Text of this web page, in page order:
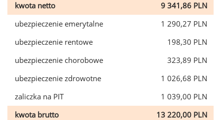
kwota netto
9 341,86 PLN
ubezpieczenie emerytalne
1 290,27 PLN
ubezpieczenie rentowe
198,30 PLN
ubezpieczenie chorobowe
323,89 PLN
ubezpieczenie zdrowotne
1 026,68 PLN
zaliczka na PIT
1 039,00 PLN
kwota brutto
13 220,00 PLN